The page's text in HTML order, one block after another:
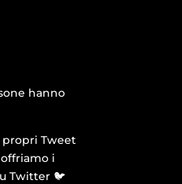
hanno
propri Tweet
i
Twitter 🐦